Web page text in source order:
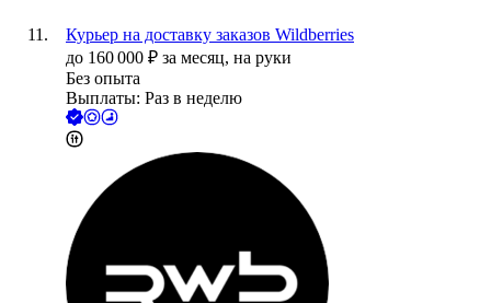
Курьер на доставку заказов Wildberries
до 160 000 ₽ за месяц, на руки
Без опыта
Выплаты: Раз в неделю